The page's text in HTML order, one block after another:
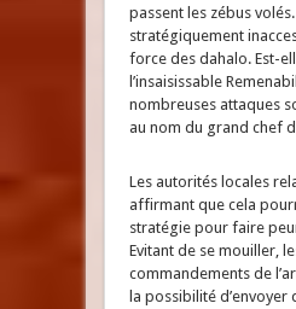
passent les zébus
stratégiquement
force des dahalo. Est-
l’insaisissable
nombreuses attaques
au nom du grand chef
Les autorités locales
affirmant que cela
stratégie pour faire
Evitant de se mouiller,
commandements de
la possibilité d’envoyer